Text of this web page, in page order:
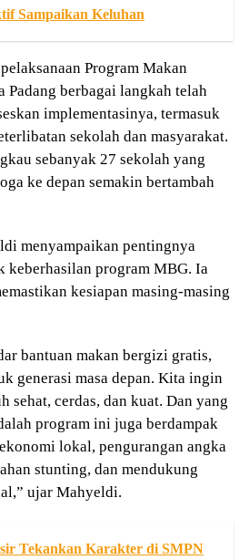
Sampaikan Keluhan
Program Makan
berbagai langkah telah
implementasinya, termasuk
sekolah dan masyarakat.
sebanyak 27 sekolah yang
ke depan semakin bertambah
menyampaikan pentingnya
keberhasilan program MBG. Ia
kesiapan masing-masing
bantuan makan bergizi gratis,
generasi masa depan. Kita ingin
sehat, cerdas, dan kuat. Dan yang
program ini juga berdampak
lokal, pengurangan angka
stunting, dan mendukung
ujar Mahyeldi.
Tekankan Karakter di SMPN